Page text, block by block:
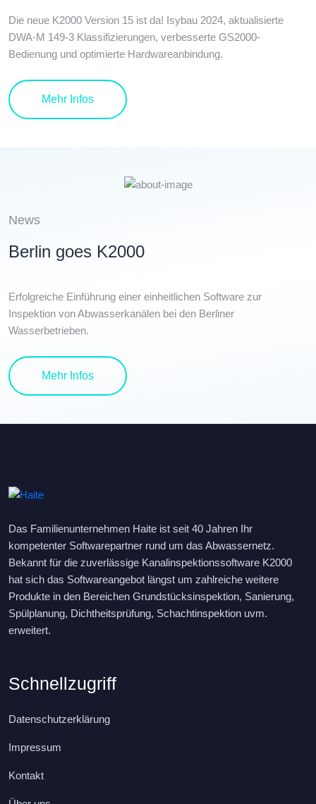
Die neue K2000 Version 15 ist da! Isybau 2024, aktualisierte
DWA-M 149-3 Klassifizierungen, verbesserte GS2000-
Bedienung und optimierte Hardwareanbindung.
Mehr InfosDetails
News
Berlin goes K2000
Erfolgreiche Einführung einer einheitlichen Software zur
Inspektion von Abwasserkanälen bei den Berliner
Wasserbetrieben.
Mehr InfosDetails
Das Familienunternehmen Haite ist seit 40 Jahren Ihr
kompetenter Softwarepartner rund um das Abwassernetz.
Bekannt für die zuverlässige Kanalinspektionssoftware K2000
hat sich das Softwareangebot längst um zahlreiche weitere
Produkte in den Bereichen Grundstücksinspektion, Sanierung,
Spülplanung, Dichtheitsprüfung, Schachtinspektion uvm.
erweitert.
Schnellzugriff
Datenschutzerklärung
Impressum
Kontakt